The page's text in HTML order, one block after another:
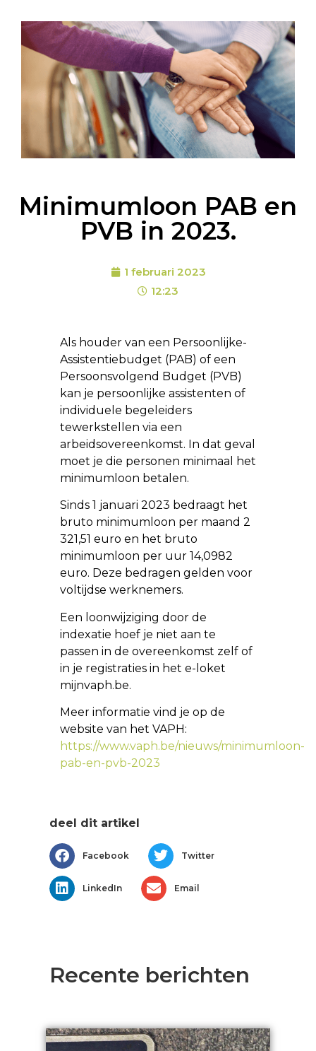
Minimumloon PAB en
PVB in 2023.
1 februari 2023
12:23
Als houder van een Persoonlijke-
Assistentiebudget (PAB) of een
Persoonsvolgend Budget (PVB)
kan je persoonlijke assistenten of
individuele begeleiders
tewerkstellen via een
arbeidsovereenkomst. In dat geval
moet je die personen minimaal het
minimumloon betalen.
Sinds 1 januari 2023 bedraagt het
bruto minimumloon per maand 2
321,51 euro en het bruto
minimumloon per uur 14,0982
euro. Deze bedragen gelden voor
voltijdse werknemers.
Een loonwijziging door de
indexatie hoef je niet aan te
passen in de overeenkomst zelf of
in je registraties in het e-loket
mijnvaph.be.
Meer informatie vind je op de
website van het VAPH:
https://www.vaph.be/nieuws/minimumloon-
pab-en-pvb-2023
deel dit artikel
Facebook Twitter
LinkedIn Email
Recente berichten